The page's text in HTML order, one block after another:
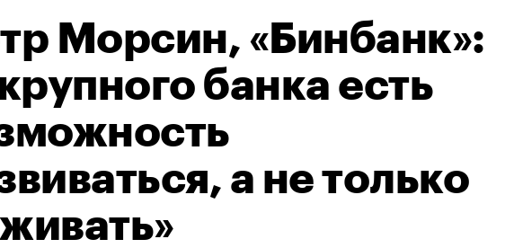
Морсин, «Бинбанк»:
банка есть
а не только